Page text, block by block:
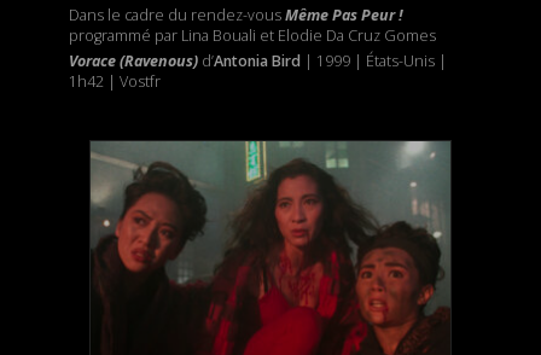
Dans le cadre du rendez-vousMême Pas Peur !
programmé par Lina Bouali et Elodie Da Cruz Gomes
Vorace (Ravenous)d’Antonia Bird | 1999 | États-Unis |
1h42 | Vostfr